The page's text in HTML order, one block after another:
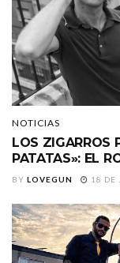
NOTICIAS
LOS ZIGARROS
PATATAS»: EL
BY LOVEGUN 18 DE